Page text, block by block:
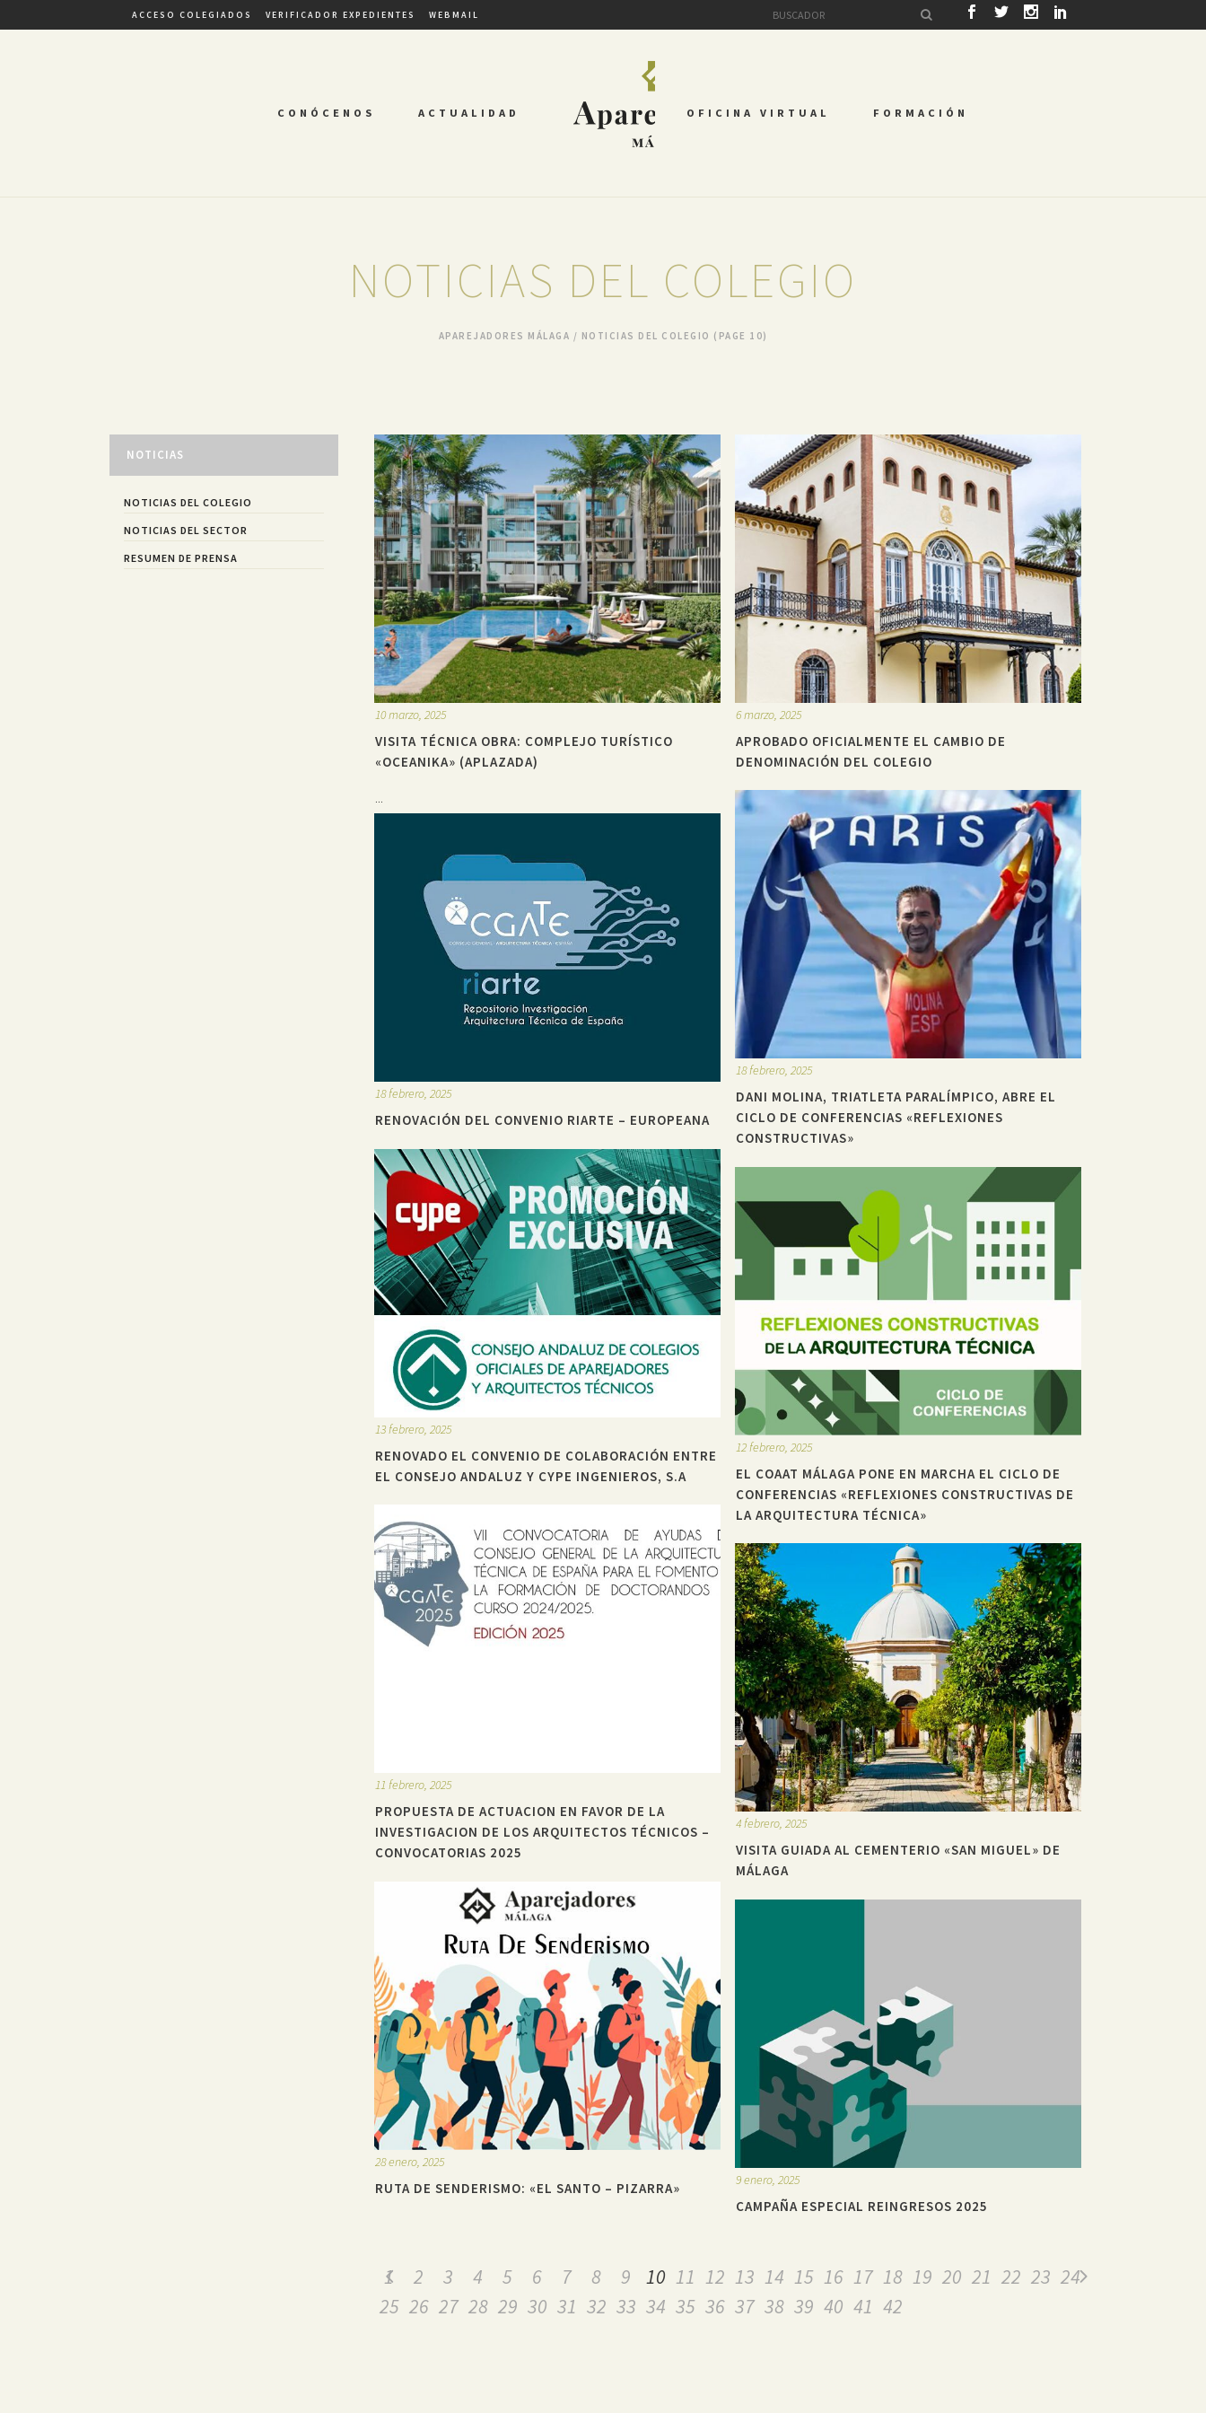
ACCESO COLEGIADOS VERIFICADOR EXPEDIENTES WEBMAIL
CONÓCENOS ACTUALIDAD OFICINA VIRTUAL FORMACIÓN
NOTICIAS DEL COLEGIO
APAREJADORES MÁLAGA / NOTICIAS DEL COLEGIO (PAGE 10)
NOTICIAS
NOTICIAS DEL COLEGIO
NOTICIAS DEL SECTOR
RESUMEN DE PRENSA
10 marzo, 2025
VISITA TÉCNICA OBRA: COMPLEJO TURÍSTICO
«OCEANIKA» (APLAZADA)
6 marzo, 2025
APROBADO OFICIALMENTE EL CAMBIO DE
DENOMINACIÓN DEL COLEGIO
18 febrero, 2025
DANI MOLINA, TRIATLETA PARALÍMPICO, ABRE EL
CICLO DE CONFERENCIAS «REFLEXIONES
CONSTRUCTIVAS»
18 febrero, 2025
RENOVACIÓN DEL CONVENIO RIARTE – EUROPEANA
13 febrero, 2025
RENOVADO EL CONVENIO DE COLABORACIÓN ENTRE
EL CONSEJO ANDALUZ Y CYPE INGENIEROS, S.A
12 febrero, 2025
EL COAAT MÁLAGA PONE EN MARCHA EL CICLO DE
CONFERENCIAS «REFLEXIONES CONSTRUCTIVAS DE
LA ARQUITECTURA TÉCNICA»
11 febrero, 2025
PROPUESTA DE ACTUACION EN FAVOR DE LA
INVESTIGACION DE LOS ARQUITECTOS TÉCNICOS –
CONVOCATORIAS 2025
4 febrero, 2025
VISITA GUIADA AL CEMENTERIO «SAN MIGUEL» DE
MÁLAGA
28 enero, 2025
RUTA DE SENDERISMO: «EL SANTO – PIZARRA» 9 enero, 2025
CAMPAÑA ESPECIAL REINGRESOS 2025
1 2 3 4 5 6 7 8 9 10 11 12 13 14 15 16 17 18 19 20 21 22 23 24
25 26 27 28 29 30 31 32 33 34 35 36 37 38 39 40 41 42